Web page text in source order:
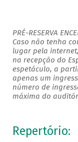
PRÉ-RESERVA
Caso não tenha
lugar pela
na recepção do
espetáculo, a
apenas um
número de
máxima do
Repertório: